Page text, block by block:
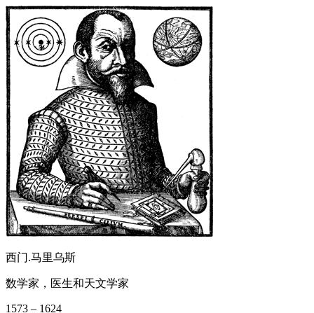
西门.马里乌斯
数学家，医生和天文学家
1573 – 1624